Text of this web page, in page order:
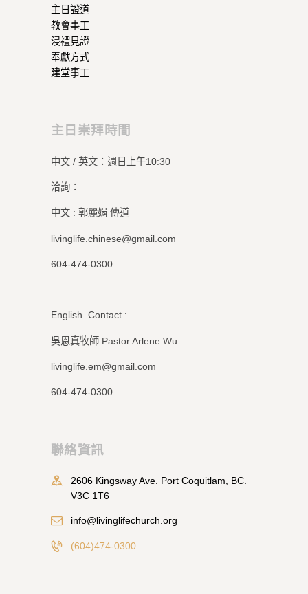
主日證道
教會事工
浸禮見證
奉獻方式
建堂事工
主日崇拜時間
中文 / 英文：週日上午10:30
洽詢：
中文 : 郭麗娟 傳道
livinglife.chinese@gmail.com
604-474-0300
English Contact :
吳恩真牧師 Pastor Arlene Wu
livinglife.em@gmail.com
604-474-0300
聯絡資訊
2606 Kingsway Ave. Port Coquitlam, BC.
V3C 1T6
info@livinglifechurch.org
(604)474-0300